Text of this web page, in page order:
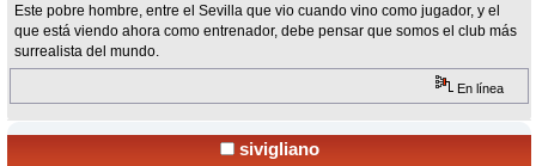
Este pobre hombre, entre el Sevilla que vio cuando vino como jugador, y el
que está viendo ahora como entrenador, debe pensar que somos el club más
surrealista del mundo.
En línea
sivigliano